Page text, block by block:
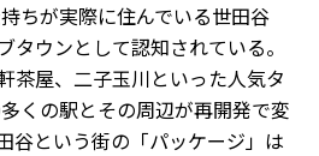
ちが実際に住んでいる世田谷
タウンとして認知されている。
茶屋、二子玉川といった人気タ
くの駅とその周辺が再開発で変
谷という街の「パッケージ」は